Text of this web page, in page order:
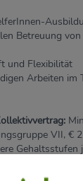
Betreuung
und Flexibilität
Arbeiten im
VII, €
Gehaltsstufen
und Zulagen